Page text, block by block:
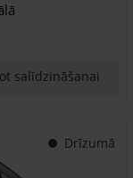
salīdzināšanai
Drīzumā